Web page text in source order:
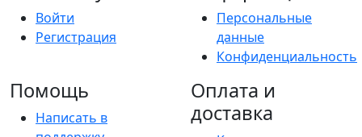
Войти
Регистрация
Персональные
данные
Конфиденциальность
Помощь
Написать в
Оплата и
доставка